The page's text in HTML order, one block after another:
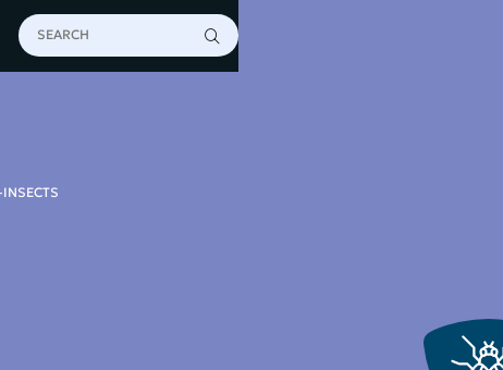
INSECTS